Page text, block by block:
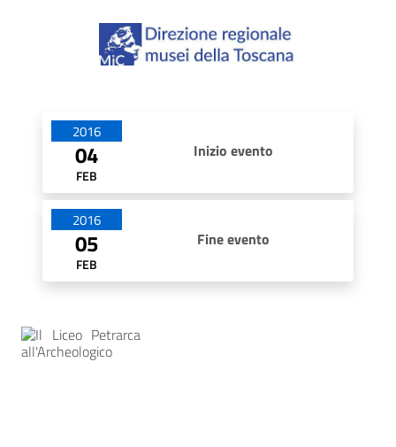
Date di apertura
2016
04
FEB
Inizio evento
2016
05
FEB
Fine evento